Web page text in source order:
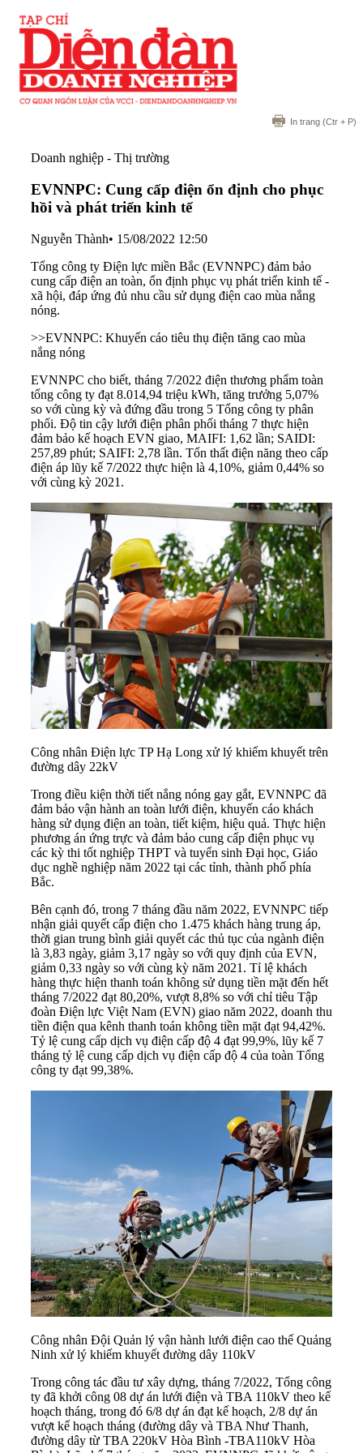
In trang (Ctr + P)
Doanh nghiệp - Thị trường
EVNNPC: Cung cấp điện ổn định cho phục
hồi và phát triển kinh tế
Nguyễn Thành• 15/08/2022 12:50
Tổng công ty Điện lực miền Bắc (EVNNPC) đảm bảo
cung cấp điện an toàn, ổn định phục vụ phát triển kinh tế -
xã hội, đáp ứng đủ nhu cầu sử dụng điện cao mùa nắng
nóng.
>>EVNNPC: Khuyến cáo tiêu thụ điện tăng cao mùa
nắng nóng
EVNNPC cho biết, tháng 7/2022 điện thương phẩm toàn
tổng công ty đạt 8.014,94 triệu kWh, tăng trưởng 5,07%
so với cùng kỳ và đứng đầu trong 5 Tổng công ty phân
phối. Độ tin cậy lưới điện phân phối tháng 7 thực hiện
đảm bảo kế hoạch EVN giao, MAIFI: 1,62 lần; SAIDI:
257,89 phút; SAIFI: 2,78 lần. Tổn thất điện năng theo cấp
điện áp lũy kế 7/2022 thực hiện là 4,10%, giảm 0,44% so
với cùng kỳ 2021.
Công nhân Điện lực TP Hạ Long xử lý khiếm khuyết trên
đường dây 22kV
Trong điều kiện thời tiết nắng nóng gay gắt, EVNNPC đã
đảm bảo vận hành an toàn lưới điện, khuyến cáo khách
hàng sử dụng điện an toàn, tiết kiệm, hiệu quả. Thực hiện
phương án ứng trực và đảm bảo cung cấp điện phục vụ
các kỳ thi tốt nghiệp THPT và tuyển sinh Đại học, Giáo
dục nghề nghiệp năm 2022 tại các tỉnh, thành phố phía
Bắc.
Bên cạnh đó, trong 7 tháng đầu năm 2022, EVNNPC tiếp
nhận giải quyết cấp điện cho 1.475 khách hàng trung áp,
thời gian trung bình giải quyết các thủ tục của ngành điện
là 3,83 ngày, giảm 3,17 ngày so với quy định của EVN,
giảm 0,33 ngày so với cùng kỳ năm 2021. Tỉ lệ khách
hàng thực hiện thanh toán không sử dụng tiền mặt đến hết
tháng 7/2022 đạt 80,20%, vượt 8,8% so với chỉ tiêu Tập
đoàn Điện lực Việt Nam (EVN) giao năm 2022, doanh thu
tiền điện qua kênh thanh toán không tiền mặt đạt 94,42%.
Tỷ lệ cung cấp dịch vụ điện cấp độ 4 đạt 99,9%, lũy kế 7
tháng tỷ lệ cung cấp dịch vụ điện cấp độ 4 của toàn Tổng
công ty đạt 99,38%.
Công nhân Đội Quản lý vận hành lưới điện cao thế Quảng
Ninh xử lý khiếm khuyết đường dây 110kV
Trong công tác đầu tư xây dựng, tháng 7/2022, Tổng công
ty đã khởi công 08 dự án lưới điện và TBA 110kV theo kế
hoạch tháng, trong đó 6/8 dự án đạt kế hoạch, 2/8 dự án
vượt kế hoạch tháng (đường dây và TBA Như Thanh,
đường dây từ TBA 220kV Hòa Bình -TBA110kV Hòa